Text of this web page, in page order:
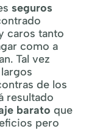
seguros
caros tanto
como a
Tal vez
de los
resultado
barato que
pero